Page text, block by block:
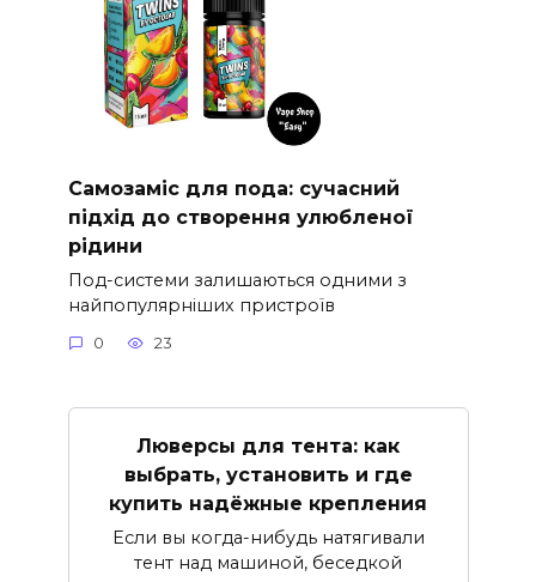
Самозаміс для пода: сучасний
підхід до створення улюбленої
рідини
Под-системи залишаються одними з
найпопулярніших пристроїв
0 23
Люверсы для тента: как
выбрать, установить и где
купить надёжные крепления
Если вы когда-нибудь натягивали
тент над машиной, беседкой